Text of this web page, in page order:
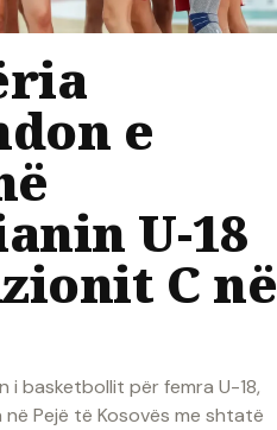
e
U-18
C në
i basketbollit për femra U-18,
në Pejë të Kosovës me shtatë